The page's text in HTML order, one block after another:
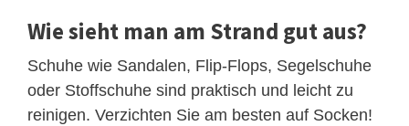
Wie sieht man am Strand gut aus?
Schuhe wie Sandalen, Flip-Flops, Segelschuhe
oder Stoffschuhe sind praktisch und leicht zu
reinigen. Verzichten Sie am besten auf Socken!